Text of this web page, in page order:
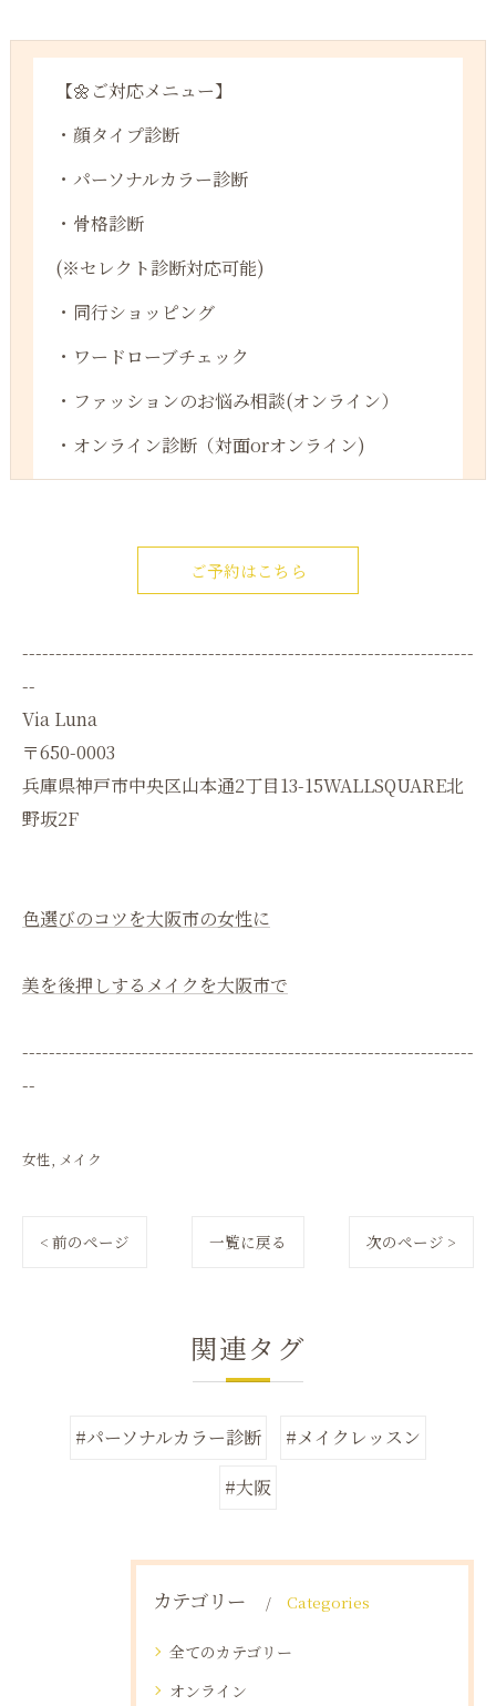
【🌼ご対応メニュー】
・顔タイプ診断
・パーソナルカラー診断
・骨格診断
(※セレクト診断対応可能)
・同行ショッピング
・ワードローブチェック
・ファッションのお悩み相談(オンライン）
・オンライン診断（対面orオンライン)
ご予約はこちら
--------------------------------------------------------------------
--
Via Luna
〒650-0003
兵庫県神戸市中央区山本通2丁目13-15WALLSQUARE北
野坂2F
色選びのコツを大阪市の女性に
美を後押しするメイクを大阪市で
--------------------------------------------------------------------
--
女性 メイク
< 前のページ 一覧に戻る 次のページ >
関連タグ
#パーソナルカラー診断
#メイクレッスン
#大阪
カテゴリー Categories
全てのカテゴリー
オンライン